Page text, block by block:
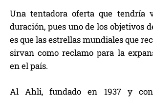
Una tentadora oferta que tendría
duración, pues uno de los objetivos
es que las estrellas mundiales que
sirvan como reclamo para la
en el país.
Al Ahli, fundado en 1937 y